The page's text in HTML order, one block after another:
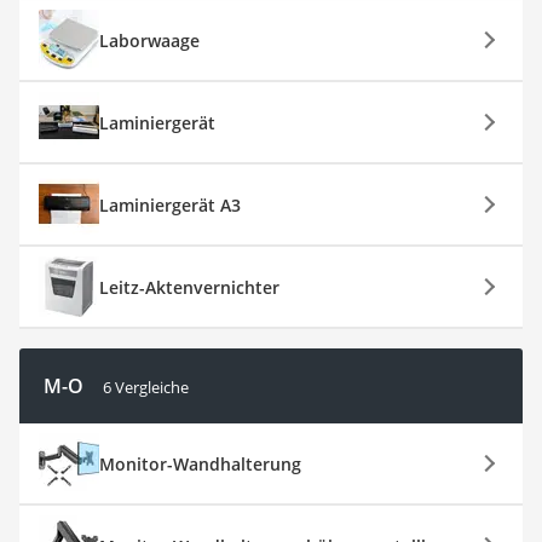
Laborwaage
Laminiergerät
Laminiergerät A3
Leitz-Aktenvernichter
M-O 6 Vergleiche
Monitor-Wandhalterung